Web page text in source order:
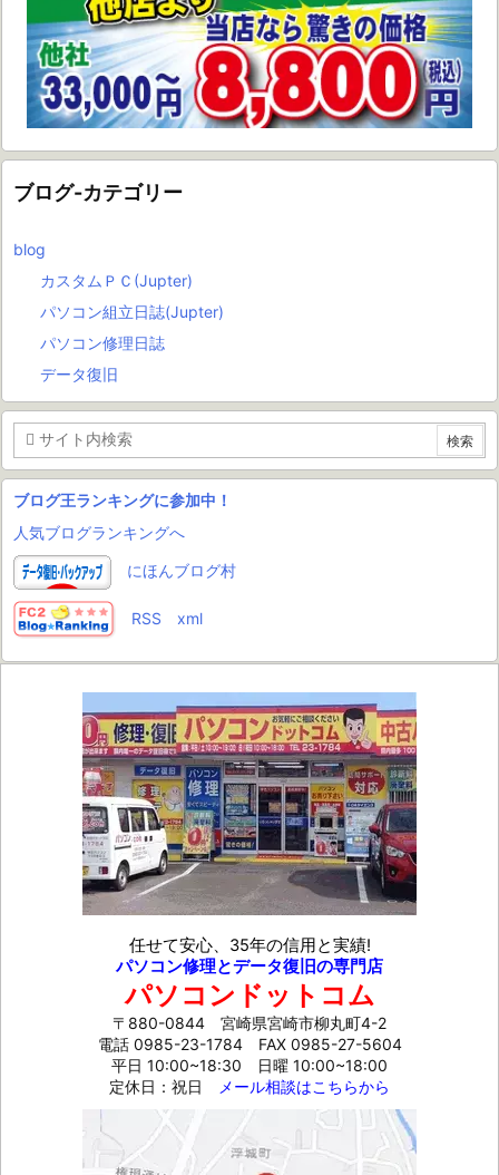
ブログ-カテゴリー
blog
カスタムＰＣ(Jupter)
パソコン組立日誌(Jupter)
パソコン修理日誌
データ復旧
ブログ王ランキングに参加中！
人気ブログランキングへ
にほんブログ村
RSS xml
任せて安心、35年の信用と実績!
パソコン修理とデータ復旧の専門店
パソコンドットコム
〒880-0844 宮崎県宮崎市柳丸町4-2
電話 0985-23-1784FAX 0985-27-5604
平日 10:00~18:30 日曜 10:00~18:00
定休日：祝日
メール相談はこちらから